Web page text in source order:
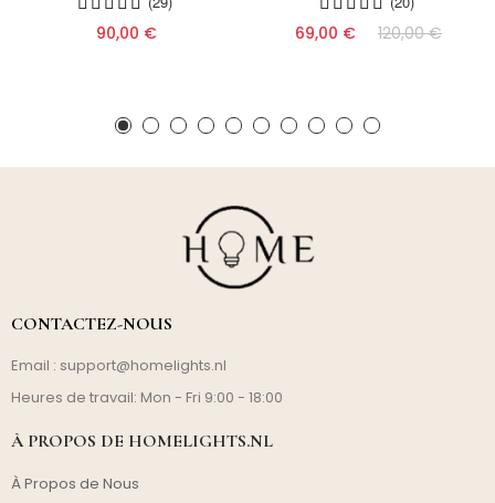
90,00 € 69,00 € 120,00 €
CONTACTEZ-NOUS
Email : support@homelights.nl
Heures de travail: Mon - Fri 9:00 - 18:00
À PROPOS DE HOMELIGHTS.NL
À Propos de Nous